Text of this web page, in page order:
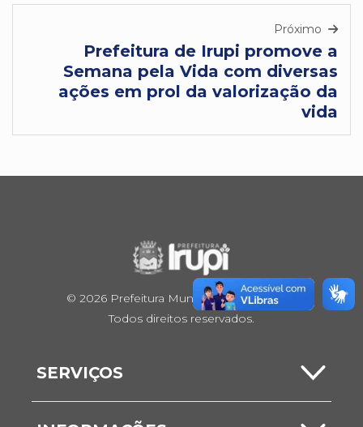
Próximo
Prefeitura de Irupi promove a
Semana pela Vida com diversas
ações em prol da valorização da
vida
© 2026 Prefeitura Municipal de Irupi / ES.
Todos direitos reservados.
SERVIÇOS
Carta de Serviços